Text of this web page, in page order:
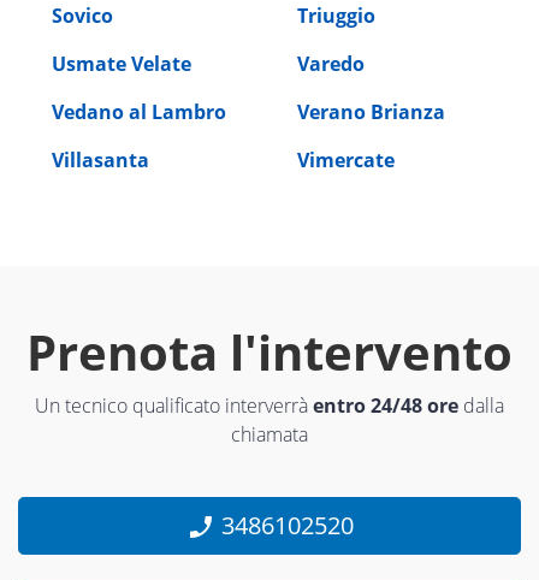
Sovico
Triuggio
Usmate Velate
Varedo
Vedano al Lambro
Verano Brianza
Villasanta
Vimercate
Prenota l'intervento
Un tecnico qualificato interverràentro 24/48 ore dalla
chiamata
3486102520